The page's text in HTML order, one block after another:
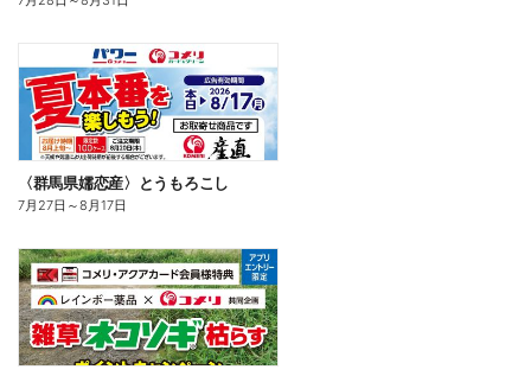
〈群馬県嬬恋産〉とうもろこし
7月27日 ～8月17日